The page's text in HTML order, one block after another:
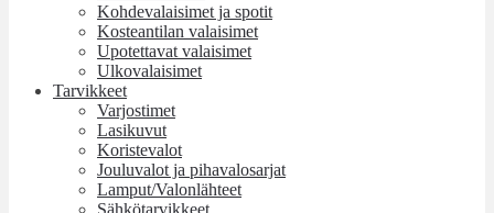
Kohdevalaisimet ja spotit
Kosteantilan valaisimet
Upotettavat valaisimet
Ulkovalaisimet
Tarvikkeet
Varjostimet
Lasikuvut
Koristevalot
Jouluvalot ja pihavalosarjat
Lamput/Valonlähteet
Sähkötarvikkeet